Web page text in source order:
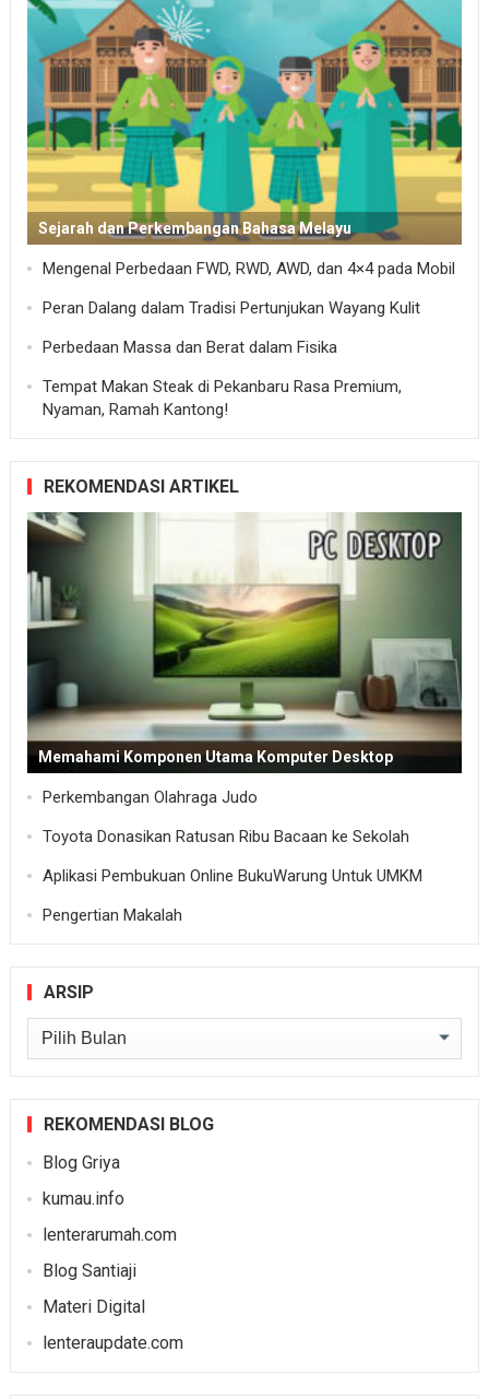
Sejarah dan Perkembangan Bahasa Melayu
Mengenal Perbedaan FWD, RWD, AWD, dan 4×4 pada Mobil
Peran Dalang dalam Tradisi Pertunjukan Wayang Kulit
Perbedaan Massa dan Berat dalam Fisika
Tempat Makan Steak di Pekanbaru Rasa Premium,
Nyaman, Ramah Kantong!
REKOMENDASI ARTIKEL
Memahami Komponen Utama Komputer Desktop
Perkembangan Olahraga Judo
Toyota Donasikan Ratusan Ribu Bacaan ke Sekolah
Aplikasi Pembukuan Online BukuWarung Untuk UMKM
Pengertian Makalah
ARSIP
Arsip
REKOMENDASI BLOG
Blog Griya
kumau.info
lenterarumah.com
Blog Santiaji
Materi Digital
lenteraupdate.com